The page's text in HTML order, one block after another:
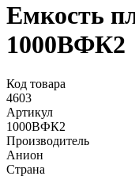
Емкость
1000ВФК2
Код товара
4603
Артикул
1000ВФК2
Производитель
Анион
Страна